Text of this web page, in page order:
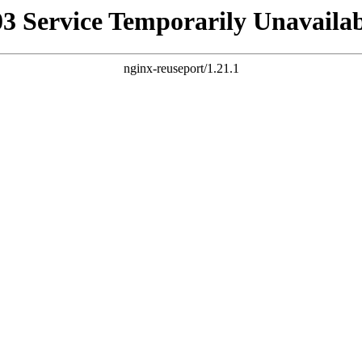
Service Temporarily
nginx-reuseport/1.21.1